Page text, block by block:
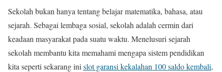
Sekolah bukan hanya tentang belajar matematika, bahasa, atau
sejarah. Sebagai lembaga sosial, sekolah adalah cermin dari
keadaan masyarakat pada suatu waktu. Menelusuri sejarah
sekolah membantu kita memahami mengapa sistem pendidikan
kita seperti sekarang ini slot garansi kekalahan 100 saldo kembali,